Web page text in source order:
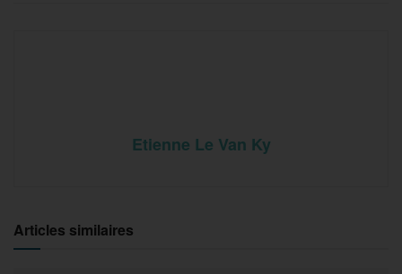
Etienne Le Van Ky
Articles similaires